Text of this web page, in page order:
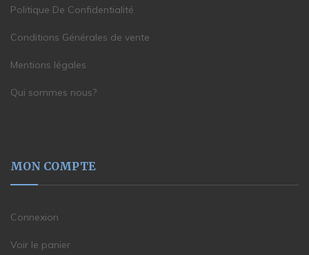
Politique De Confidentialité
Conditions Générales de vente
Mentions légales
Qui sommes nous?
MON COMPTE
Connexion
Voir le panier